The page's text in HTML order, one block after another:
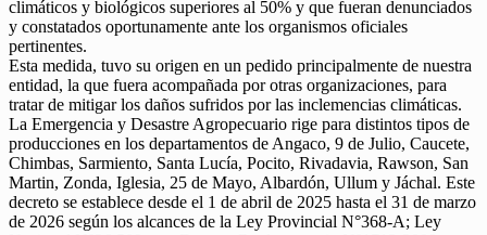
climáticos y biológicos superiores al 50% y que fueran denunciados
y constatados oportunamente ante los organismos oficiales
pertinentes.
Esta medida, tuvo su origen en un pedido principalmente de nuestra
entidad, la que fuera acompañada por otras organizaciones, para
tratar de mitigar los daños sufridos por las inclemencias climáticas.
La Emergencia y Desastre Agropecuario rige para distintos tipos de
producciones en los departamentos de Angaco, 9 de Julio, Caucete,
Chimbas, Sarmiento, Santa Lucía, Pocito, Rivadavia, Rawson, San
Martin, Zonda, Iglesia, 25 de Mayo, Albardón, Ullum y Jáchal. Este
decreto se establece desde el 1 de abril de 2025 hasta el 31 de marzo
de 2026 según los alcances de la Ley Provincial N°368-A; Ley